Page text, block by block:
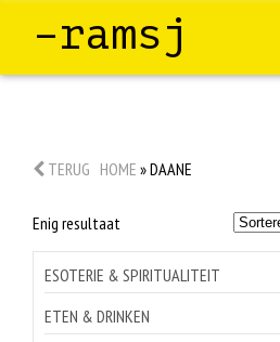
–ramsj
TERUG HOME »DAANE
Enig resultaat
ESOTERIE & SPIRITUALITEIT
ETEN & DRINKEN